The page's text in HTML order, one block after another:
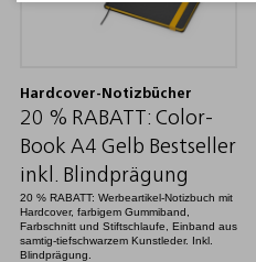
Hardcover-Notizbücher
20 % RABATT: Color-
Book A4 Gelb Bestseller
inkl. Blindprägung
20 % RABATT: Werbeartikel-Notizbuch mit
Hardcover, farbigem Gummiband,
Farbschnitt und Stiftschlaufe, Einband aus
samtig-tiefschwarzem Kunstleder. Inkl.
Blindprägung.